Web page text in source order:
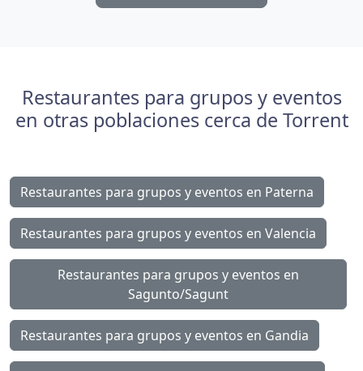
Restaurantes para grupos y eventos
en otras poblaciones cerca de Torrent
Restaurantes para grupos y eventos en Paterna
Restaurantes para grupos y eventos en Valencia
Restaurantes para grupos y eventos en
Sagunto/Sagunt
Restaurantes para grupos y eventos en Gandia